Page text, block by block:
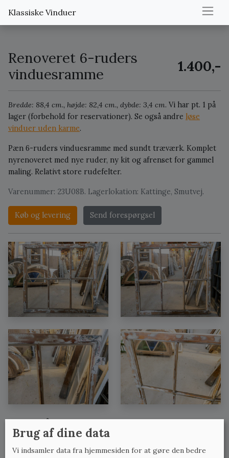
Klassiske Vinduer
Renoveret 6-ruders
vinduesramme
1.400,-
Bredde: 88,4 cm., højde: 82,4 cm., dybde: 3,4 cm. Vi har pt. 1 på
lager (forbehold for reservationer). Se også andre løse
vinduer uden karme.
Pæn 6-ruders vinduesramme med sundt træværk. Komplet
nyrenoveret med nye ruder, ny kit og afrenset for gammel
maling. Relativt store rudefelter.
Varenummer: 23U08B. Lagerlokation: Kattinge, Smutvej.
Køb og levering Send forespørgsel
Se også:
Løse vinduer uden karme med lignende mål
Brug af dine data
Vi indsamler data fra hjemmesiden for at gøre den bedre